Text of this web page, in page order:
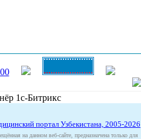
портал Узбекистана, 2005-2026
на данном веб-сайте, предназначена только для